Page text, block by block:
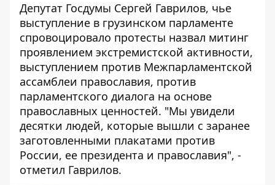
Депутат Госдумы Сергей Гаврилов, чье
выступление в грузинском парламенте
спровоцировало протесты назвал митинг
проявлением экстремистской активности,
выступлением против Межпарламентской
ассамблеи православия, против
парламентского диалога на основе
православных ценностей. "Мы увидели
десятки людей, которые вышли с заранее
заготовленными плакатами против
России, ее президента и православия", -
отметил Гаврилов.